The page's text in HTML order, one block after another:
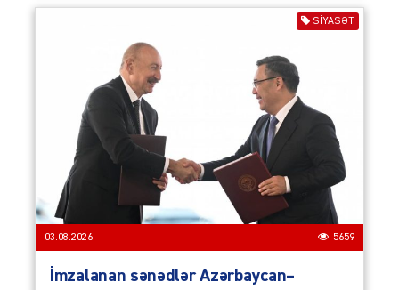
SIYASƏT
03.08.2026 5659
İmzalanan sənədlər Azərbaycan–